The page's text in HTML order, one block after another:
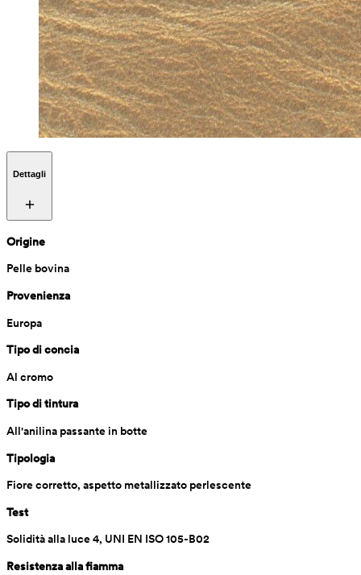
Dettagli
Origine
Pelle bovina
Provenienza
Europa
Tipo di concia
Al cromo
Tipo di tintura
All'anilina passante in botte
Tipologia
Fiore corretto, aspetto metallizzato perlescente
Test
Solidità alla luce 4, UNI EN ISO 105-B02
Resistenza alla fiamma